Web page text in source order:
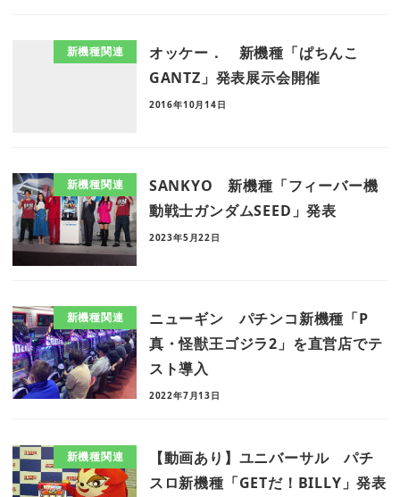
新機種関連
オッケー． 新機種「ぱちんこ
GANTZ」発表展示会開催
2016年10月14日
新機種関連
SANKYO 新機種「フィーバー機
動戦士ガンダムSEED」発表
2023年5月22日
新機種関連
ニューギン パチンコ新機種「P
真・怪獣王ゴジラ2」を直営店でテ
スト導入
2022年7月13日
新機種関連
【動画あり】ユニバーサル パチ
スロ新機種「GETだ！BILLY」発表